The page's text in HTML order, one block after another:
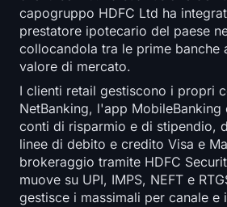
capogruppo HDFC Ltd ha
prestatore ipotecario del paese
collocandola tra le prime banche
valore di mercato.
I clienti retail gestiscono i propri
NetBanking, l'app MobileBanking
conti di risparmio e di stipendio,
linee di debito e credito Visa e
brokeraggio tramite HDFC
muove su UPI, IMPS, NEFT e
gestisce i massimali per canale e